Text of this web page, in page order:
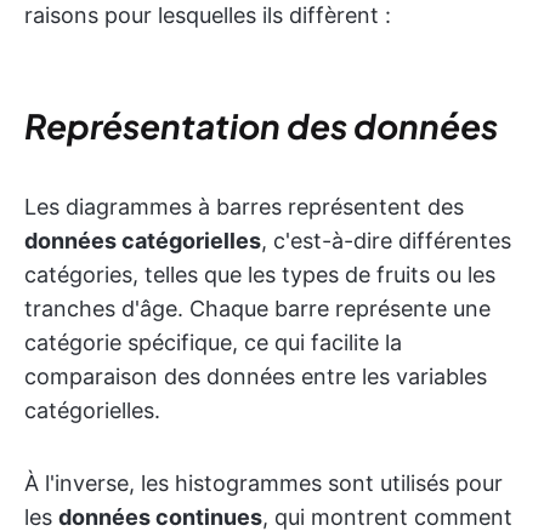
raisons pour lesquelles ils diffèrent :
Représentation des données
Les diagrammes à barres représentent des
données catégorielles, c'est-à-dire différentes
catégories, telles que les types de fruits ou les
tranches d'âge. Chaque barre représente une
catégorie spécifique, ce qui facilite la
comparaison des données entre les variables
catégorielles.
À l'inverse, les histogrammes sont utilisés pour
les données continues, qui montrent comment